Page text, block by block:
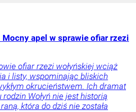
Mocny apel w sprawie ofiar rzezi
ofiar rzezi wołyńskiej wciąż
i listy, wspominając bliskich
okrucieństwem. Ich dramat
Wołyń nie jest historią
która do dziś nie została